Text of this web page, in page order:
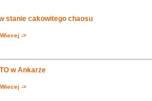
stanie cakowitego chaosu
Wiecej ->
w Ankarze
Wiecej ->